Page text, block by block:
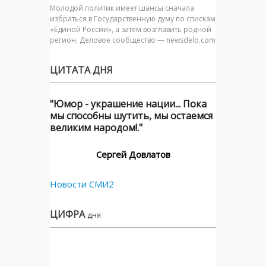
Молодой политик имеет шансы сначала
избраться в Государственную думу по спискам
«Единой России», а затем возглавить родной
регион. Деловое сообщество — newsdelo.com
ЦИТАТА ДНЯ
"Юмор - украшение нации... Пока
мы способны шутить, мы остаемся
великим народом!."
Сергей Довлатов
Новости СМИ2
ЦИФРА дня